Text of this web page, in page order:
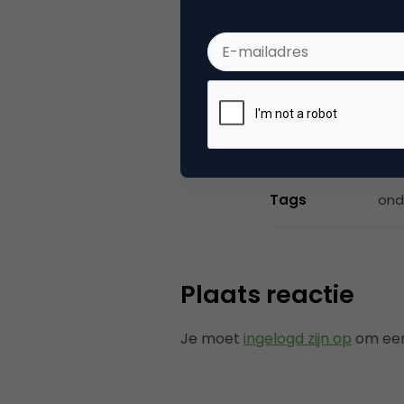
CEO
Tags
Plaats reactie
Je moet ingelogd zijn op om